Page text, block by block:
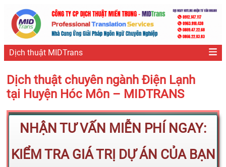
Dịch thuật MIDTrans
Dịch thuật chuyên ngành Điện Lạnh
tại Huyện Hóc Môn – MIDTRANS
NHẬN TƯ VẤN MIỄN PHÍ NGAY:
KIỂM TRA GIÁ TRỊ DỰ ÁN CỦA BẠN